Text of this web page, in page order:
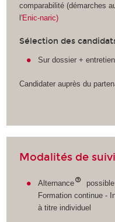
comparabilité (démarches
l'Enic-naric)
Sélection des
Sur dossier + entretien
Candidater auprès du
Modalités de suivi
Alternance
Formation continue -
à titre individuel